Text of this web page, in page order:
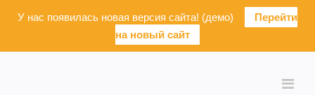
У нас появилась новая версия сайта! (демо)
Перейти
на новый сайт